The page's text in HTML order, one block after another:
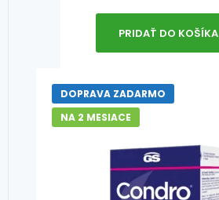
PRIDAŤ DO KOŠÍKA
DOPRAVA ZADARMO
NA 2 MESIACE